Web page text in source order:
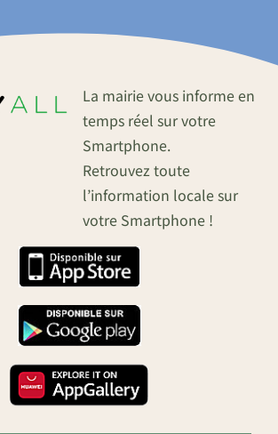
La mairie vous informe en
temps réel sur votre
Smartphone.
Retrouvez toute
l’information locale sur
votre Smartphone !